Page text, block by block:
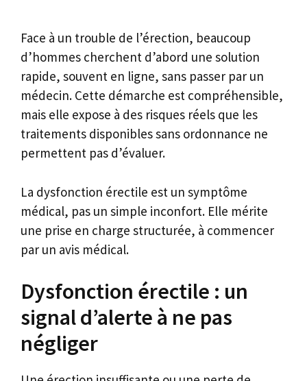
Face à un trouble de l’érection, beaucoup
d’hommes cherchent d’abord une solution
rapide, souvent en ligne, sans passer par un
médecin. Cette démarche est compréhensible,
mais elle expose à des risques réels que les
traitements disponibles sans ordonnance ne
permettent pas d’évaluer.
La dysfonction érectile est un symptôme
médical, pas un simple inconfort. Elle mérite
une prise en charge structurée, à commencer
par un avis médical.
Dysfonction érectile : un
signal d’alerte à ne pas
négliger